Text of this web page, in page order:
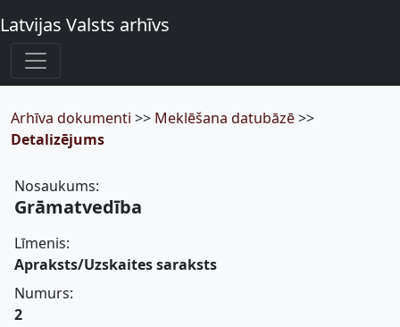
Latvijas Valsts arhīvs
Arhīva dokumenti >> Meklēšana datubāzē>>
Detalizējums
Nosaukums:
Grāmatvedība
Līmenis:
Apraksts/Uzskaites saraksts
Numurs:
2